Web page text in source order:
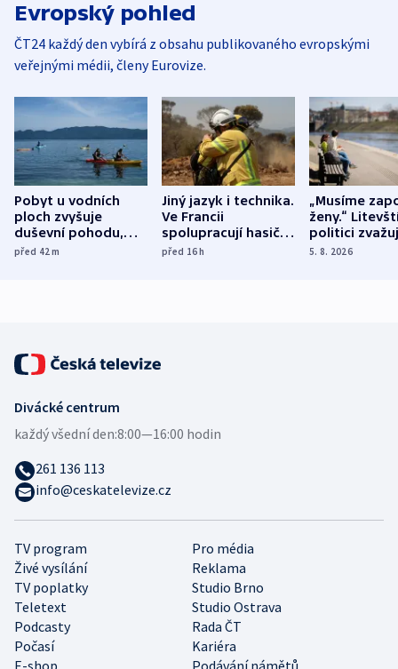
Evropský pohled
ČT24 každý den vybírá z obsahu publikovaného evropskými
veřejnými médii, členy Eurovize.
Pobyt u vodních
ploch zvyšuje
duševní pohodu,
ukázala
před 42m
Jiný jazyk i technika.
Ve Francii
spolupracují hasiči z
různých zemí
před 16h
„Musíme
ženy.“
politici
dohodu o
5. 8. 2026
TV program
Pro média
Živé vysílání
Reklama
TV poplatky
Studio Brno
Teletext
Studio Ostrava
Podcasty
Rada ČT
Počasí
Kariéra
Divácké centrum
každý všední den:8:00—16:00 hodin
261 136 113
info@ceskatelevize.cz